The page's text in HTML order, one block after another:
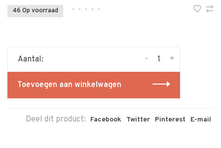
46 Op voorraad • • • • •
Aantal: +
-
Toevoegen aan winkelwagen
Deel dit product: Facebook Twitter Pinterest E-mail